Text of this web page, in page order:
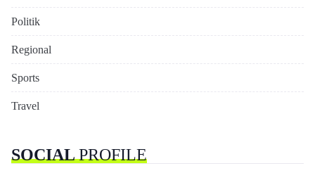
Politik
Regional
Sports
Travel
SOCIALPROFILE